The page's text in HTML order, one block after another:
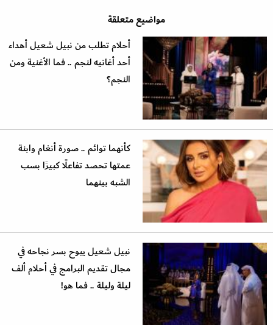
مواضيع متعلقة
أحلام تطلب من نبيل شعيل أهداء
أحد أغانيه لنجم .. فما الأغنية ومن
النجم؟
كأنهما توائم .. صورة أنغام وابنة
عمتها تحصد تفاعلًا كبيرًا بسب
الشبه بينهما
نبيل شعيل يبوح بسر نجاحه في
مجال تقديم البرامج في أحلام ألف
ليلة وليلة .. فما هو!